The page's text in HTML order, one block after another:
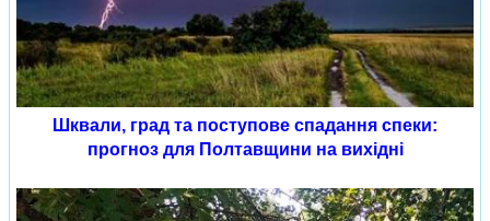
Шквали, град та поступове спадання спеки:
прогноз для Полтавщини на вихідні